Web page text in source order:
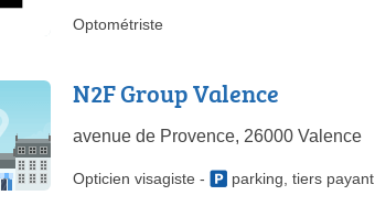
Optométriste
N2F Group Valence
avenue de Provence, 26000 Valence
Opticien visagiste - parking tiers payant